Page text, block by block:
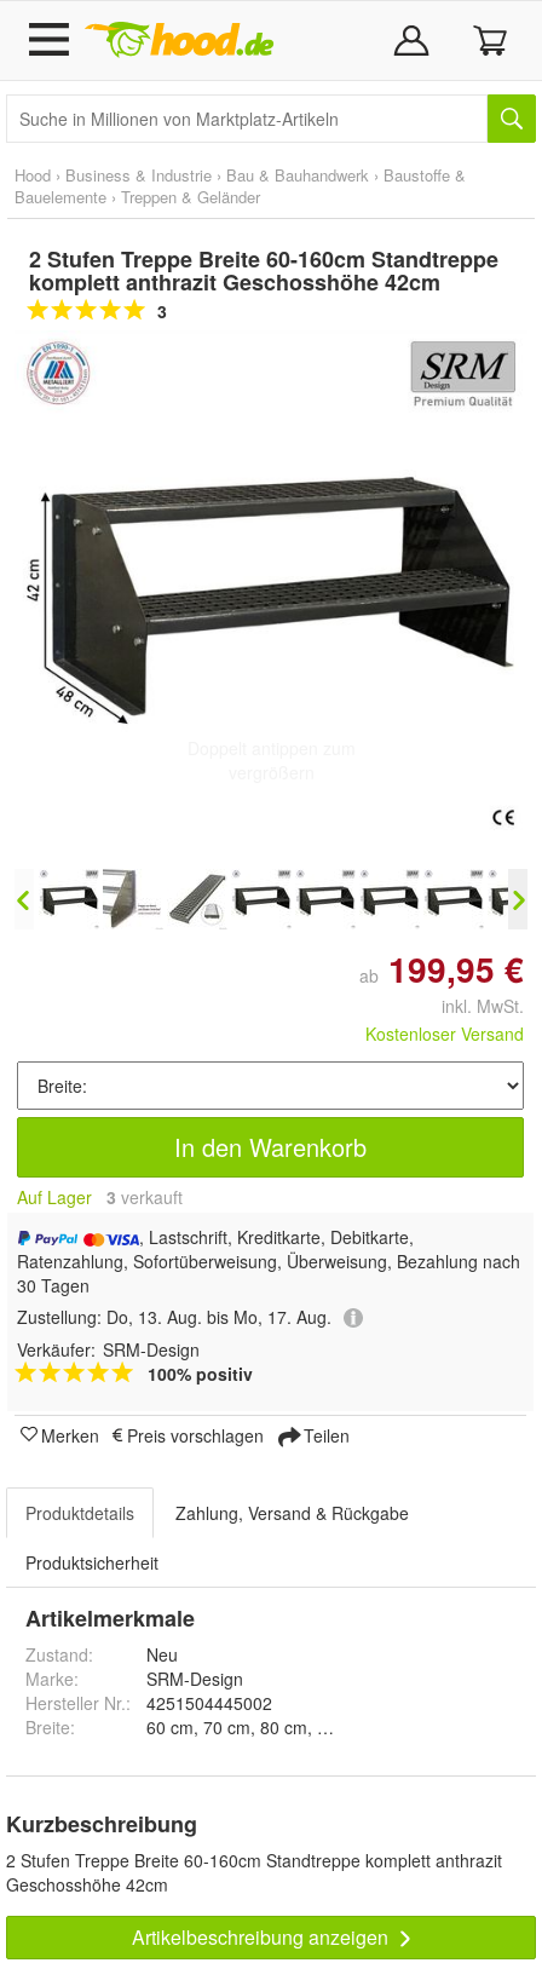
Hood › Business & Industrie › Bau & Bauhandwerk › Baustoffe &
Bauelemente › Treppen & Geländer
2 Stufen Treppe Breite 60-160cm Standtreppe
komplett anthrazit Geschosshöhe 42cm
3
ab 199,95 €
inkl. MwSt.
Kostenloser Versand
In den Warenkorb
Auf Lager 3 verkauft
, Lastschrift, Kreditkarte, Debitkarte,
Ratenzahlung, Sofortüberweisung, Überweisung, Bezahlung nach
30 Tagen
Zustellung: Do, 13. Aug. bis Mo, 17. Aug.
Verkäufer: SRM-Design
100% positiv
Merken Preis vorschlagen Teilen
Produktdetails Zahlung, Versand & Rückgabe
Produktsicherheit
Artikelmerkmale
Zustand:
Neu
Marke:
SRM-Design
Hersteller Nr.:
4251504445002
Breite:
Kurzbeschreibung
2 Stufen Treppe Breite 60-160cm Standtreppe komplett anthrazit
Geschosshöhe 42cm
Artikelbeschreibung anzeigen